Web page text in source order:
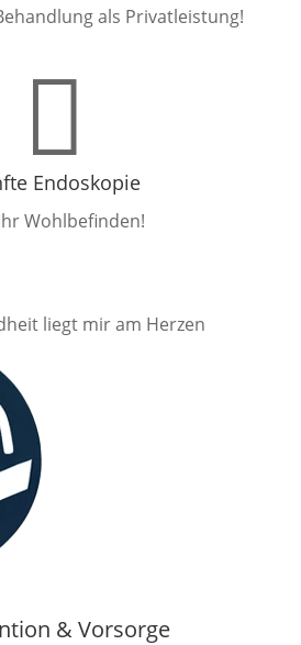
als Privatleistung!

Endoskopie
Wohlbefinden!
liegt mir am Herzen
& Vorsorge